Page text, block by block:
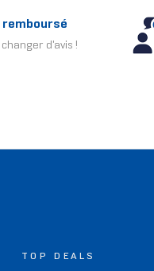
d'avis !
TOP DEALS